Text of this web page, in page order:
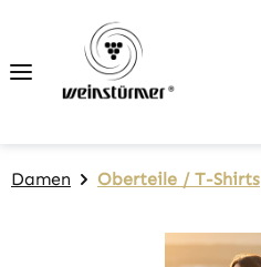
Zum Hauptinhalt springen
Damen Oberteile / T-Shirts
Bildergalerie überspringen